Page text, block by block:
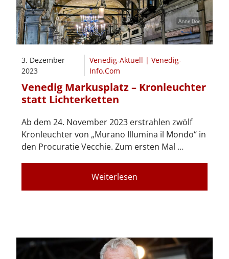
3. Dezember
2023
Venedig-Aktuell | Venedig-
Info.Com
Venedig Markusplatz – Kronleuchter
statt Lichterketten
Ab dem 24. November 2023 erstrahlen zwölf
Kronleuchter von „Murano Illumina il Mondo“ in
den Procuratie Vecchie. Zum ersten Mal …
Weiterlesen